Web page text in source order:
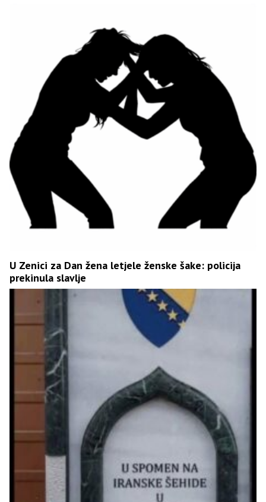
U Zenici za Dan žena letjele ženske šake: policija
prekinula slavlje